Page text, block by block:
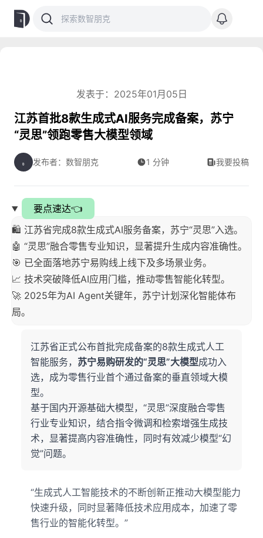
发表于：2025年01月05日
江苏首批8款生成式AI服务完成备案，苏宁
“灵思”领跑零售大模型领域
发布者：数智朋克 1 分钟 我要投稿
要点速达👈
🛍 江苏省完成8款生成式AI服务备案，苏宁“灵思”入选。
🤖 “灵思”融合零售专业知识，显著提升生成内容准确性。
🎯 已全面落地苏宁易购线上线下及多场景业务。
📈 技术突破降低AI应用门槛，推动零售智能化转型。
🚀 2025年为AI Agent关键年，苏宁计划深化智能体布
局。
江苏省正式公布首批完成备案的8款生成式人工
智能服务， 苏宁易购研发的“灵思”大模型成功入
选，成为零售行业首个通过备案的垂直领域大模
型。
基于国内开源基础大模型，“灵思”深度融合零售
行业专业知识，结合指令微调和检索增强生成技
术，显著提高内容准确性，同时有效减少模型“幻
觉”问题。
“生成式人工智能技术的不断创新正推动大模型能力
快速升级，同时显著降低技术应用成本，加速了零
售行业的智能化转型。”